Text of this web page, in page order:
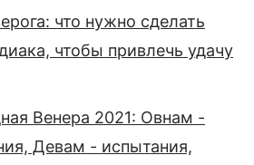
что нужно сделать
чтобы привлечь удачу
Венера 2021: Овнам -
Девам - испытания,